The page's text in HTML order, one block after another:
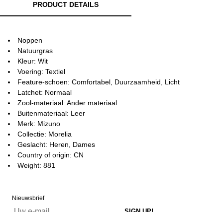
PRODUCT DETAILS
Noppen
Natuurgras
Kleur: Wit
Voering: Textiel
Feature-schoen: Comfortabel, Duurzaamheid, Licht
Latchet: Normaal
Zool-materiaal: Ander materiaal
Buitenmateriaal: Leer
Merk: Mizuno
Collectie: Morelia
Geslacht: Heren, Dames
Country of origin: CN
Weight: 881
Nieuwsbrief